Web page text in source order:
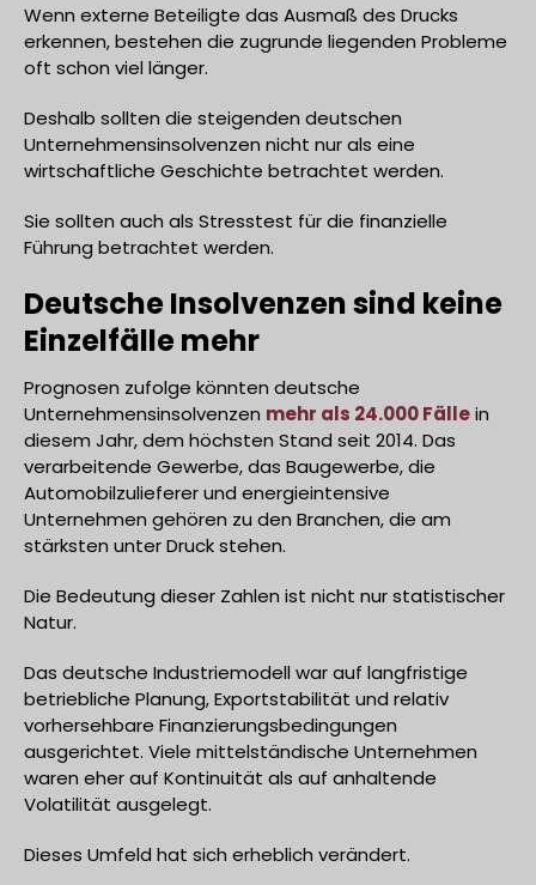
Wenn externe Beteiligte das Ausmaß des Drucks
erkennen, bestehen die zugrunde liegenden Probleme
oft schon viel länger.
Deshalb sollten die steigenden deutschen
Unternehmensinsolvenzen nicht nur als eine
wirtschaftliche Geschichte betrachtet werden.
Sie sollten auch als Stresstest für die finanzielle
Führung betrachtet werden.
Deutsche Insolvenzen sind keine
Einzelfälle mehr
Prognosen zufolge könnten deutsche
Unternehmensinsolvenzen mehr als 24.000 Fällein
diesem Jahr, dem höchsten Stand seit 2014. Das
verarbeitende Gewerbe, das Baugewerbe, die
Automobilzulieferer und energieintensive
Unternehmen gehören zu den Branchen, die am
stärksten unter Druck stehen.
Die Bedeutung dieser Zahlen ist nicht nur statistischer
Natur.
Das deutsche Industriemodell war auf langfristige
betriebliche Planung, Exportstabilität und relativ
vorhersehbare Finanzierungsbedingungen
ausgerichtet. Viele mittelständische Unternehmen
waren eher auf Kontinuität als auf anhaltende
Volatilität ausgelegt.
Dieses Umfeld hat sich erheblich verändert.